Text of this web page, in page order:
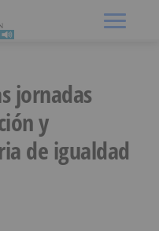
jornadas
y
de igualdad